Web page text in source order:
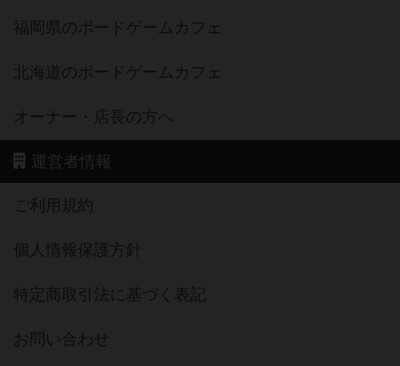
福岡県のボードゲームカフェ
北海道のボードゲームカフェ
オーナー・店長の方へ
運営者情報
ご利用規約
個人情報保護方針
特定商取引法に基づく表記
お問い合わせ